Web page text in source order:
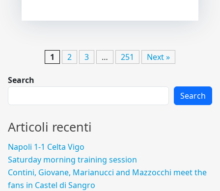
1 2 3 … 251 Next »
Search
Search
Articoli recenti
Napoli 1-1 Celta Vigo
Saturday morning training session
Contini, Giovane, Marianucci and Mazzocchi meet the
fans in Castel di Sangro